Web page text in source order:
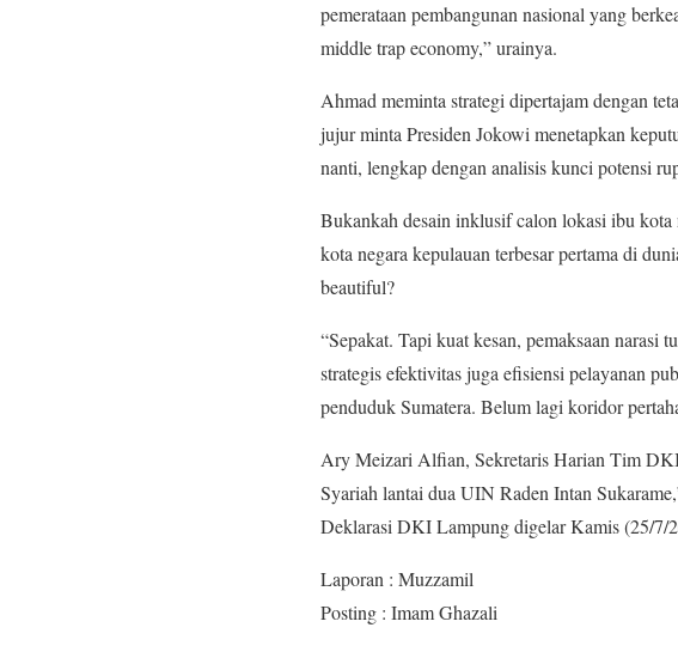
pemerataan pembangunan nasional yang
middle trap economy,” urainya.
Ahmad meminta strategi dipertajam dengan
jujur minta Presiden Jokowi menetapkan
nanti, lengkap dengan analisis kunci potensi
Bukankah desain inklusif calon lokasi ibu kota
kota negara kepulauan terbesar pertama di
beautiful?
“Sepakat. Tapi kuat kesan, pemaksaan narasi
strategis efektivitas juga efisiensi pelayanan
penduduk Sumatera. Belum lagi koridor
Ary Meizari Alfian, Sekretaris Harian Tim
Syariah lantai dua UIN Raden Intan
Deklarasi DKI Lampung digelar Kamis (25/7/
Laporan : Muzzamil
Posting : Imam Ghazali